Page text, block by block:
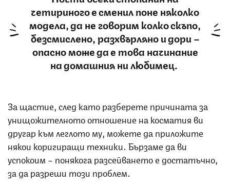
четириного е сменил поне няколко
модела, да не говорим колко скъпо,
безсмислено, разхвърляно и дори –
опасно може да е това начинание
на домашния ни любимец.
За щастие, след като разберете причината за
унищожителното отношение на косматия ви
другар към леглото му, можете да приложите
някои коригиращи техники. Бързаме да ви
успокоим – понякога разсейването е достатъчно,
за да разреши този проблем.